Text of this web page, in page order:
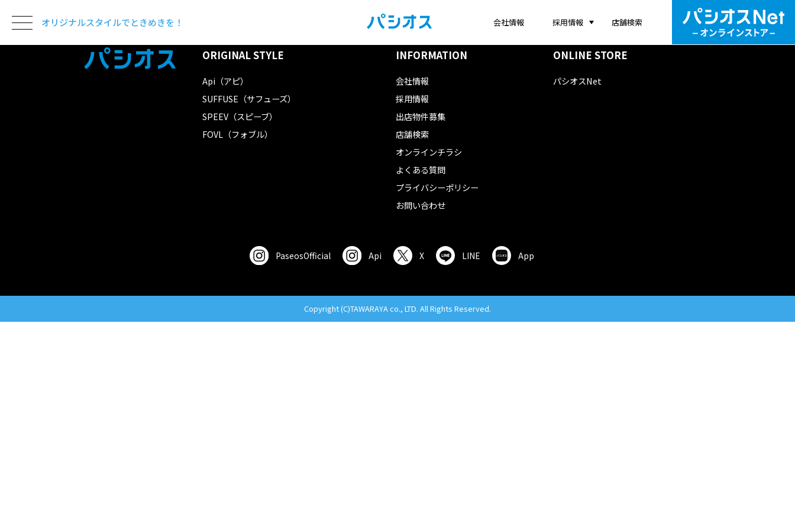
オリジナルスタイルでときめきを！ 会社情報 採用情報 店舗検索
ORIGINAL STYLE
Api（アピ）
SUFFUSE（サフューズ）
SPEEV（スピーブ）
FOVL（フォブル）
INFORMATION
会社情報
採用情報
出店物件募集
店舗検索
オンラインチラシ
よくある質問
プライバシーポリシー
お問い合わせ
ONLINE STORE
パシオスNet
PaseosOfficial Api X LINE App
Copyright (C)TAWARAYA co., LTD. All Rights Reserved.